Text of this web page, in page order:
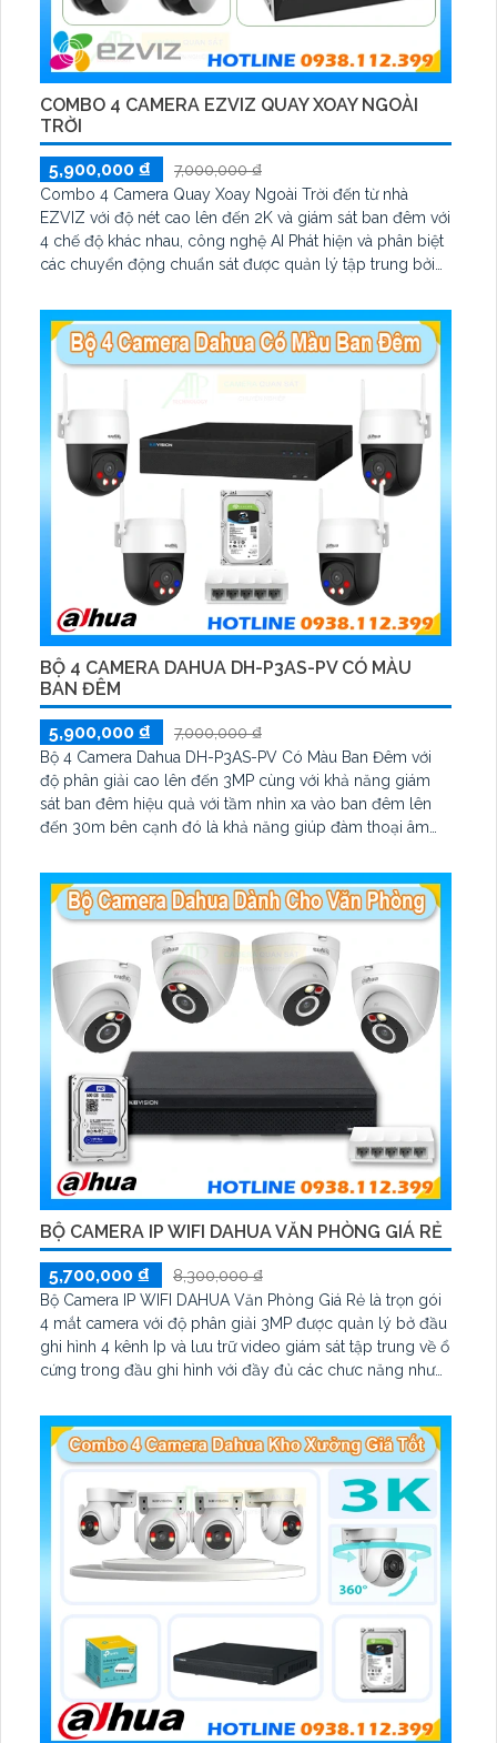
COMBO 4 CAMERA EZVIZ QUAY XOAY NGOÀI
TRỜI
5,900,000 ₫
7,000,000 ₫
Combo 4 Camera Quay Xoay Ngoài Trời đến từ nhà
EZVIZ với độ nét cao lên đến 2K và giám sát ban đêm với
4 chế độ khác nhau, công nghệ AI Phát hiện và phân biệt
các chuyển động chuẩn sát được quản lý tập trung bởi
BỘ 4 CAMERA DAHUA DH-P3AS-PV CÓ MÀU
BAN ĐÊM
5,900,000 ₫
7,000,000 ₫
Bộ 4 Camera Dahua DH-P3AS-PV Có Màu Ban Đêm với
độ phân giải cao lên đến 3MP cùng với khả năng giám
sát ban đêm hiệu quả với tầm nhìn xa vào ban đêm lên
đến 30m bên cạnh đó là khả năng giúp đàm thoại âm
hiện xâm nhập
BỘ CAMERA IP WIFI DAHUA VĂN PHÒNG GIÁ RẺ
5,700,000 ₫
8,300,000 ₫
Bộ Camera IP WIFI DAHUA Văn Phòng Giá Rẻ là trọn gói
4 mắt camera với độ phân giải 3MP được quản lý bở đầu
ghi hình 4 kênh Ip và lưu trữ video giám sát tập trung về ổ
cứng trong đầu ghi hình với đầy đủ các chưc năng như
giám sát có màu vào ban đêm